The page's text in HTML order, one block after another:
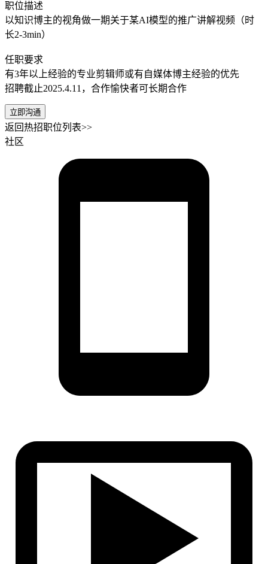
职位描述
以知识博主的视角做一期关于某AI模型的推广讲解视频（时
长2-3min）
任职要求
有3年以上经验的专业剪辑师或有自媒体博主经验的优先
招聘截止2025.4.11，合作愉快者可长期合作
立即沟通
返回热招职位列表>>
社区